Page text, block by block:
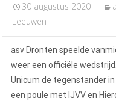
30 augustus 2020
Leeuwen
asv Dronten speelde
weer een officiële
Unicum de tegenstander in
een poule met IJVV en